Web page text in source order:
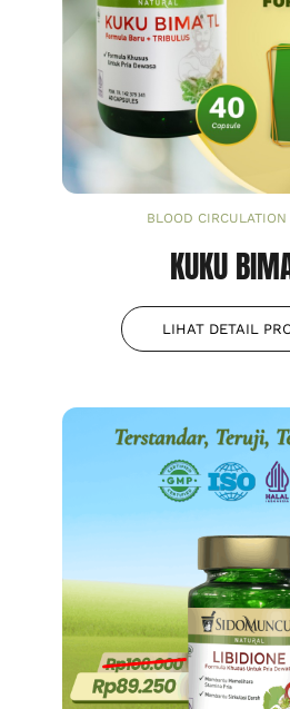
BLOOD CIRCULATION
KUKU
LIHAT DETAIL